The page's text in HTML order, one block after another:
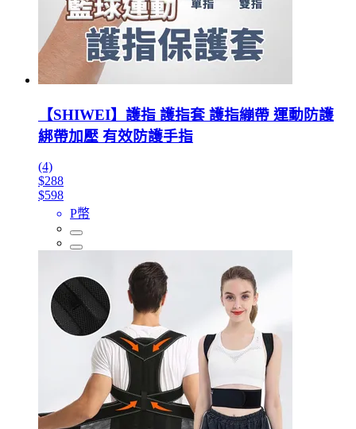
【SHIWEI】護指 護指套 護指繃帶 運動防護
綁帶加壓 有效防護手指
(4)
$288
$598
P幣